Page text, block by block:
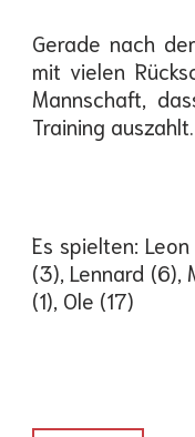
Gerade nach
mit vielen
Mannschaft,
Training
Es spielten:
(3), Lennard (6),
(1), Ole (17)